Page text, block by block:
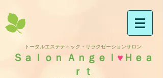
トータルエステティック・リラクゼーションサロン
Ｓａｌｏｎ Ａｎｇｅｌ ♥ Ｈｅａ
ｒｔ